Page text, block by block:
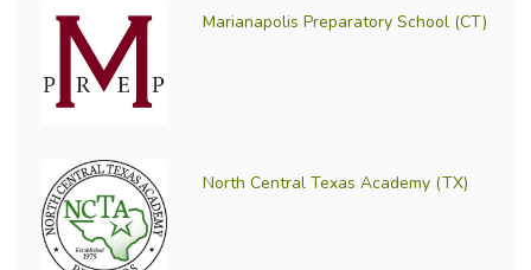
Marianapolis Preparatory School (CT)
North Central Texas Academy (TX)